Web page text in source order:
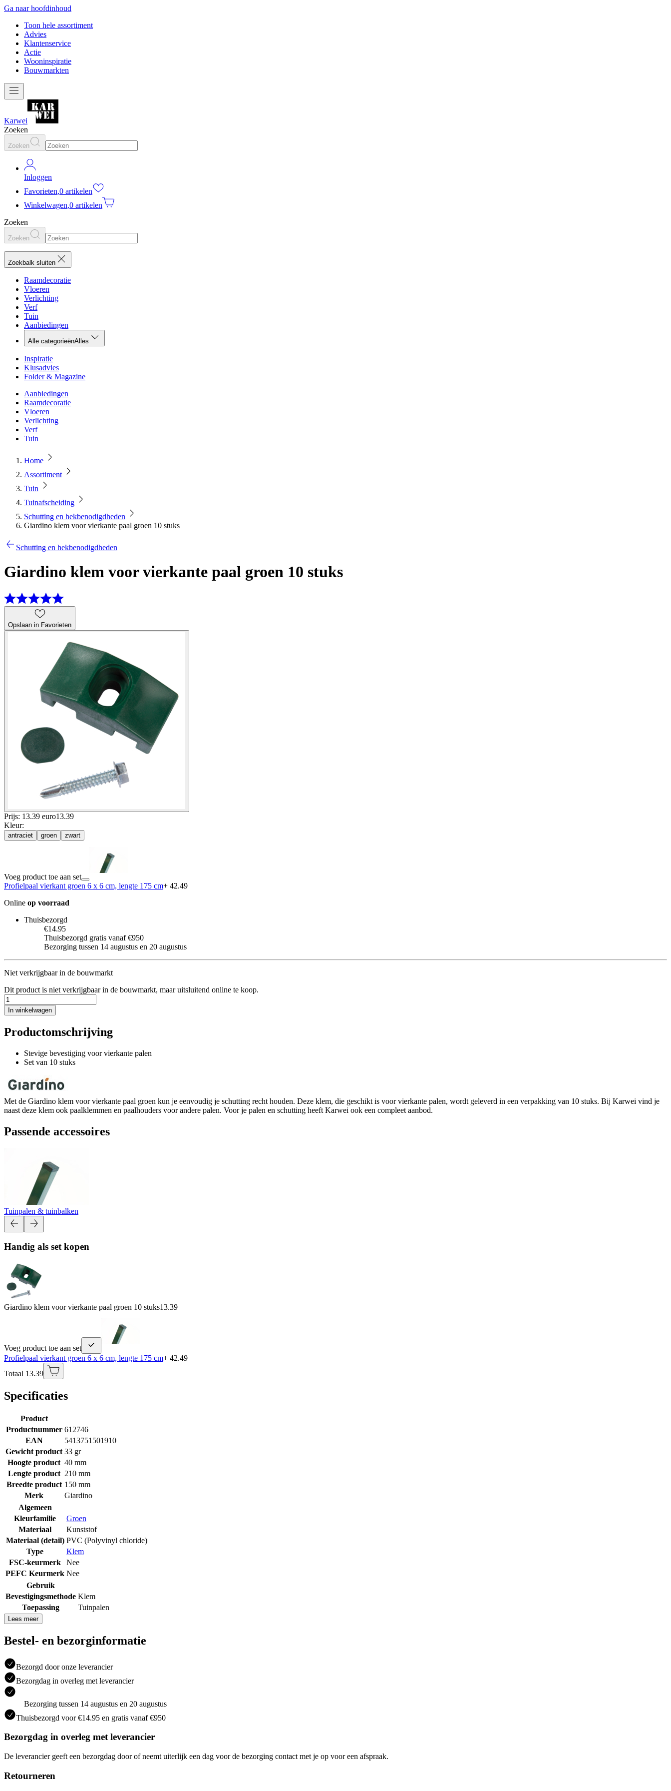
Ga naar hoofdinhoud
Toon hele assortiment
Advies
Klantenservice
Actie
Wooninspiratie
Bouwmarkten
Karwei
Zoeken
Zoeken
Inloggen
Favorieten,0 artikelen
Winkelwagen,0 artikelen
Zoeken
Zoeken
Zoekbalk sluiten
Raamdecoratie
Vloeren
Verlichting
Verf
Tuin
Aanbiedingen
Alle categorieënAlles
Inspiratie
Klusadvies
Folder & Magazine
Aanbiedingen
Raamdecoratie
Vloeren
Verlichting
Verf
Tuin
Home
Assortiment
Tuin
Tuinafscheiding
Schutting en hekbenodigdheden
Giardino klem voor vierkante paal groen 10 stuks
Schutting en hekbenodigdheden
Giardino klem voor vierkante paal groen 10 stuks
Opslaan in Favorieten
Prijs: 13.39 euro13.39
Kleur:
antraciet groen zwart
Voeg product toe aan set
Profielpaal vierkant groen 6 x 6 cm, lengte 175 cm+ 42.49
Online op voorraad
Thuisbezorgd
€14.95
Thuisbezorgd gratis vanaf €950
Bezorging tussen 14 augustus en 20 augustus
Niet verkrijgbaar in de bouwmarkt
Dit product is niet verkrijgbaar in de bouwmarkt, maar uitsluitend online te koop.
In winkelwagen
Productomschrijving
Stevige bevestiging voor vierkante palen
Set van 10 stuks
Met de Giardino klem voor vierkante paal groen kun je eenvoudig je schutting recht houden. Deze klem, die geschikt is voor vierkante palen, wordt geleverd in een verpakking van 10 stuks. Bij Karwei vind je
naast deze klem ook paalklemmen en paalhouders voor andere palen. Voor je palen en schutting heeft Karwei ook een compleet aanbod.
Passende accessoires
Tuinpalen & tuinbalken
Handig als set kopen
Giardino klem voor vierkante paal groen 10 stuks13.39
Voeg product toe aan set
Profielpaal vierkant groen 6 x 6 cm, lengte 175 cm+ 42.49
Totaal 13.39
Specificaties
Product
Productnummer 612746
EAN
5413751501910
Gewicht product 33 gr
Hoogte product 40 mm
Lengte product 210 mm
Breedte product 150 mm
Merk
Giardino
Algemeen
Kleurfamilie
Groen
Materiaal
Kunststof
Materiaal (detail) PVC (Polyvinyl chloride)
Type
Klem
FSC-keurmerk
Nee
PEFC Keurmerk Nee
Gebruik
Bevestigingsmethode Klem
Toepassing
Tuinpalen
Lees meer
Bestel- en bezorginformatie
Bezorgd door onze leverancier
Bezorgdag in overleg met leverancier
Bezorging tussen 14 augustus en 20 augustus
Thuisbezorgd voor €14.95 en gratis vanaf €950
Bezorgdag in overleg met leverancier
De leverancier geeft een bezorgdag door of neemt uiterlijk een dag voor de bezorging contact met je op voor een afspraak.
Retourneren